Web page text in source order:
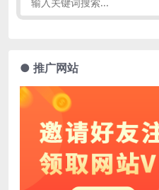
● 推广网站